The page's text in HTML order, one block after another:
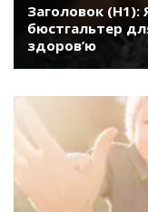
Заголовок (H1):
бюстгальтер
здоров’ю